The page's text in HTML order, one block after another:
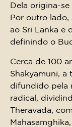
Dela origina-
Por outro lado,
ao Sri Lanka e
definindo o
Cerca de 100
Shakyamuni, a
difundido pela
radical,
Theravada,